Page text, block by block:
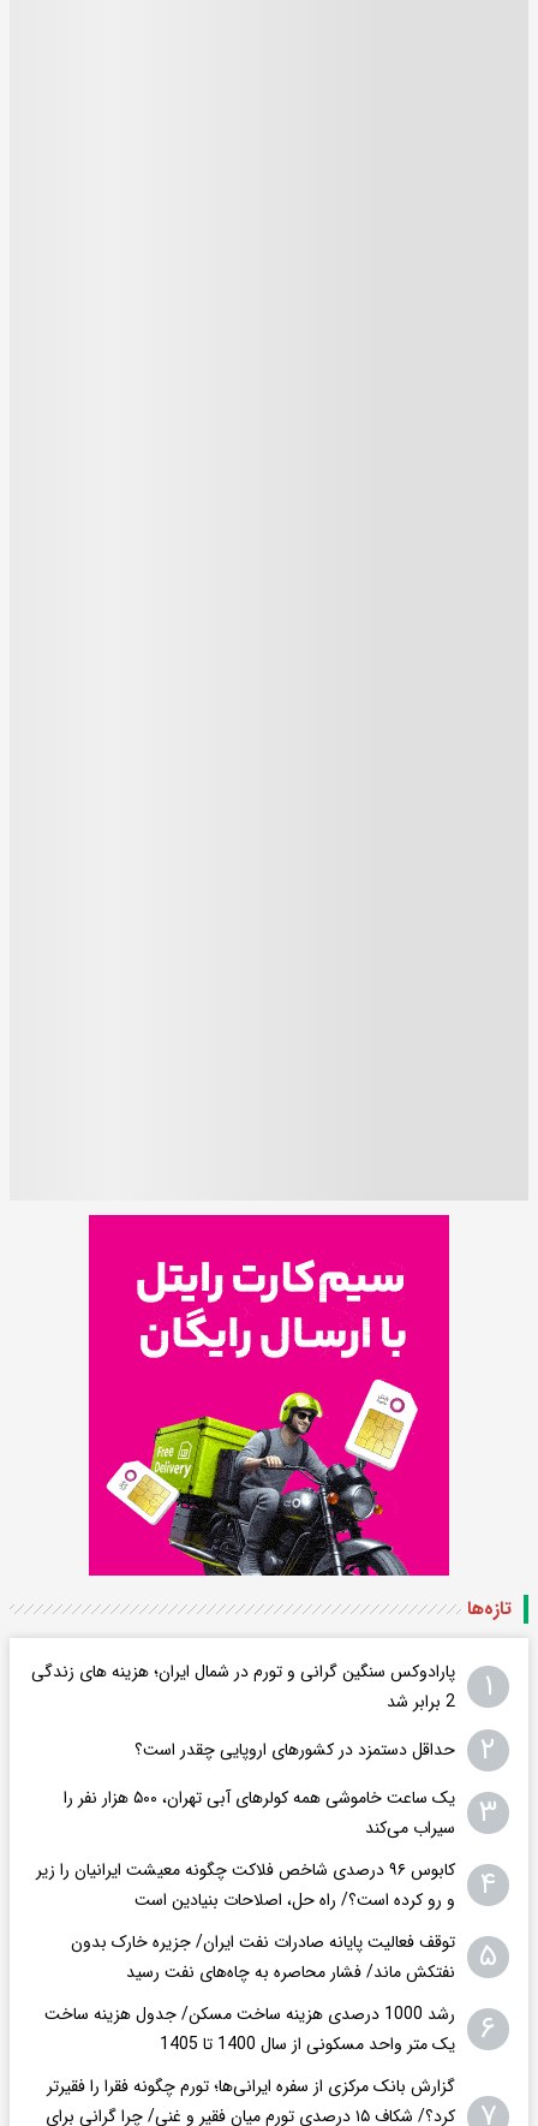
تازه‌ها
۱
پارادوکس سنگین گرانی و تورم در شمال ایران؛ هزینه های زندگی
2 برابر ‌شد
۲ حداقل دستمزد در کشورهای اروپایی چقدر است؟
۳
یک ساعت خاموشی همه کولرهای آبی تهران، ۵۰۰ هزار نفر را
سیراب می‌کند
۴
کابوس ۹۶ درصدی شاخص فلاکت چگونه معیشت ایرانیان را زیر
و رو کرده است؟/ راه حل، اصلاحات بنیادین است
۵
توقف فعالیت پایانه صادرات نفت ایران/ جزیره خارک بدون
نفتکش ماند/ فشار محاصره به چاه‌های نفت رسید
۶
رشد 1000 درصدی هزینه ساخت مسکن/ جدول هزینه ساخت
یک متر واحد مسکونی از سال 1400 تا 1405
گزارش بانک مرکزی از سفره ایرانی‌ها؛ تورم چگونه فقرا را فقیرتر
کرد؟/ شکاف ۱۵ درصدی تورم میان فقیر و غنی/ چرا گرانی برای